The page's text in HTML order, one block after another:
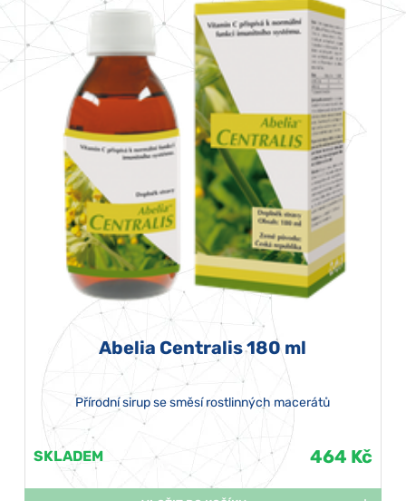
Abelia Centralis 180 ml
Přírodní sirup se směsí rostlinných macerátů
SKLADEM 464 Kč